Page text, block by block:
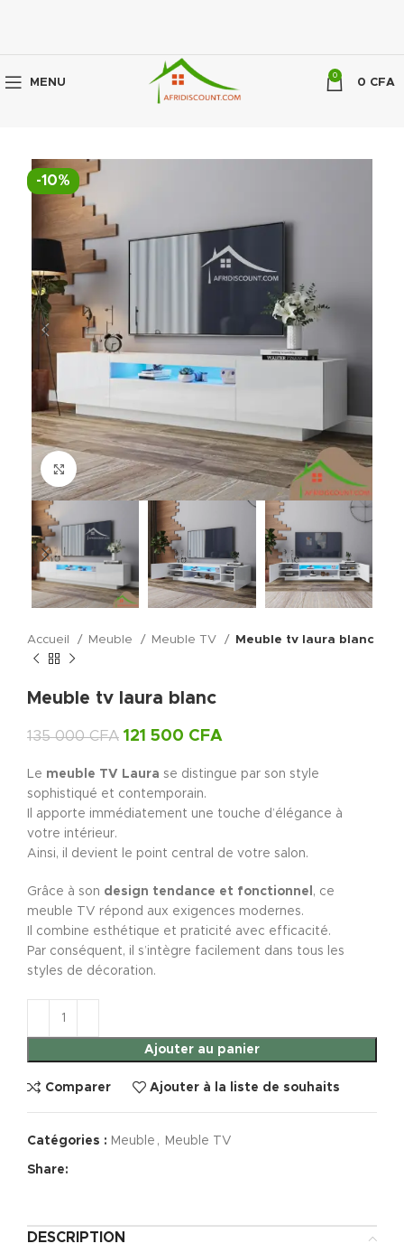
MENU
0
0 CFA
-10%
Click to enlarge
Accueil Meuble Meuble TV Meuble tv laura blanc
Meuble tv laura blanc
135 000CFA 121 500 CFA
Le meuble TV Laura se distingue par son style
sophistiqué et contemporain.
Il apporte immédiatement une touche d’élégance à
votre intérieur.
Ainsi, il devient le point central de votre salon.
Grâce à son design tendance et fonctionnel , ce
meuble TV répond aux exigences modernes.
Il combine esthétique et praticité avec efficacité.
Par conséquent, il s’intègre facilement dans tous les
styles de décoration.
Ajouter au panier
Comparer Ajouter à la liste de souhaits
Catégories : Meuble , Meuble TV
Share:
DESCRIPTION